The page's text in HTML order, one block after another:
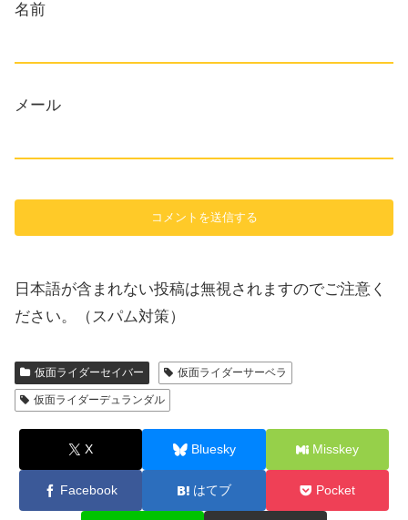
名前
メール
日本語が含まれない投稿は無視されますのでご注意く
ださい。（スパム対策）
仮面ライダーセイバー 仮面ライダーサーベラ
仮面ライダーデュランダル
X Bluesky Misskey
Facebook はてブ Pocket